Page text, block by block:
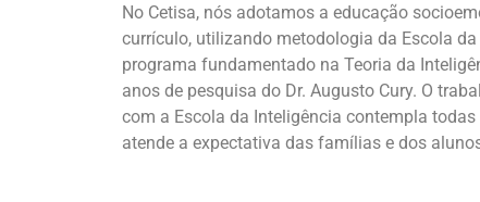
No Cetisa, nós adotamos a educação
currículo, utilizando metodologia da Escola
programa fundamentado na Teoria da
anos de pesquisa do Dr. Augusto Cury. O
com a Escola da Inteligência contempla
atende a expectativa das famílias e dos